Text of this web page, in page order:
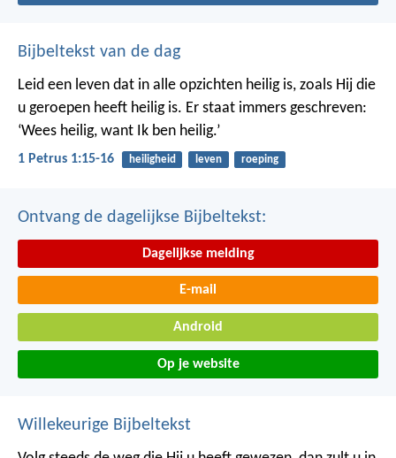
Bijbeltekst van de dag
Leid een leven dat in alle opzichten heilig is, zoals Hij die
u geroepen heeft heilig is. Er staat immers geschreven:
‘Wees heilig, want Ik ben heilig.’
1 Petrus 1:15-16 heiligheid leven roeping
Ontvang de dagelijkse Bijbeltekst:
Dagelijkse melding
E-mail
Android
Op je website
Willekeurige Bijbeltekst